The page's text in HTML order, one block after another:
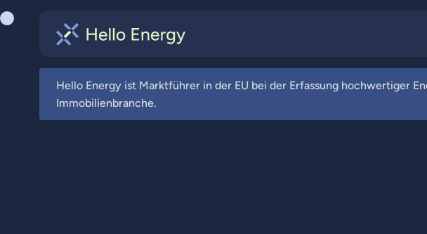
Hello Energy ist Marktführer in der EU bei der Erfassung hochwertiger
Immobilienbranche.